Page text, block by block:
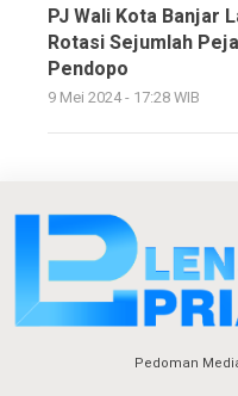
PJ Wali Kota Banjar
Rotasi Sejumlah
Pendopo
9 Mei 2024 - 17:28 WIB
Pedoman